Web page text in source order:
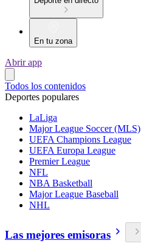
En tu zona
Abrir app
Todos los contenidos
Deportes populares
LaLiga
Major League Soccer (MLS)
UEFA Champions League
UEFA Europa League
Premier League
NFL
NBA Basketball
Major League Baseball
NHL
Las mejores emisoras